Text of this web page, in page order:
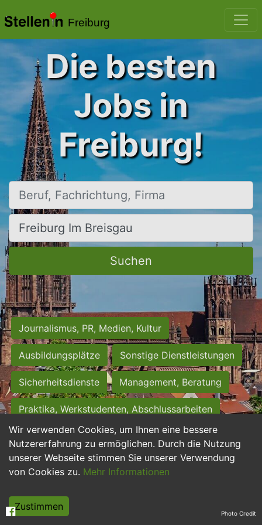
Freiburg
Wir verwenden Cookies, um Ihnen eine bessere
Nutzererfahrung zu ermöglichen. Durch die Nutzung
unserer Webseite stimmen Sie unserer Verwendung
von Cookies zu. Mehr Informationen
Zustimmen
Die besten
Jobs in
Freiburg!
Beruf, Fachrichtung, Firma
Ort, Stadt
Suchen
Journalismus, PR, Medien, Kultur
Ausbildungsplätze Sonstige Dienstleistungen
Sicherheitsdienste Management, Beratung
Praktika, Werkstudenten, Abschlussarbeiten
Personalwesen Assistenz, Sekretariat
Hilfskräfte, Aushilfs- und Nebenjobs
Weiterbildung, Studium, duale Ausbildung Photo Credit